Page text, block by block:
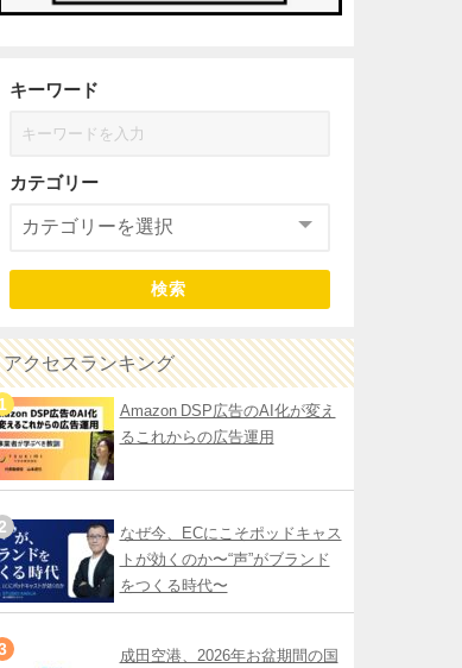
キーワード
カテゴリー
検索
アクセスランキング
Amazon DSP広告のAI化が変え
るこれからの広告運用
なぜ今、ECにこそポッドキャス
トが効くのか〜“声”がブランド
をつくる時代〜
成田空港、2026年お盆期間の国